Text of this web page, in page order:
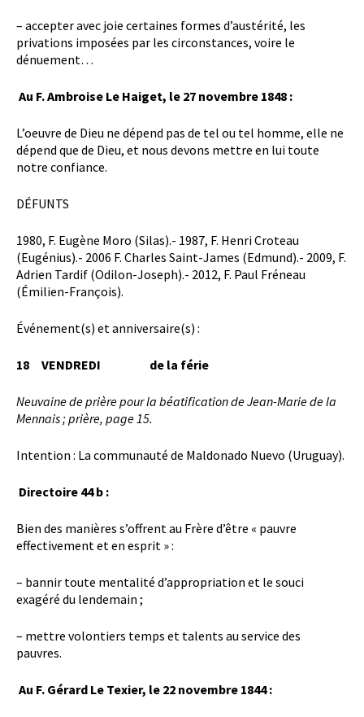
– accepter avec joie certaines formes d’austérité, les
privations imposées par les circonstances, voire le
dénuement…
Au F. Ambroise Le Haiget, le 27 novembre 1848 :
L’oeuvre de Dieu ne dépend pas de tel ou tel homme, elle ne
dépend que de Dieu, et nous devons mettre en lui toute
notre confiance.
DÉFUNTS
1980, F. Eugène Moro (Silas).- 1987, F. Henri Croteau
(Eugénius).- 2006 F. Charles Saint-James (Edmund).- 2009, F.
Adrien Tardif (Odilon-Joseph).- 2012, F. Paul Fréneau
(Émilien-François).
Événement(s) et anniversaire(s) :
18 VENDREDI de la férie
Neuvaine de prière pour la béatification de Jean-Marie de la
Mennais ; prière, page 15.
Intention : La communauté de Maldonado Nuevo (Uruguay).
Directoire 44 b :
Bien des manières s’offrent au Frère d’être « pauvre
effectivement et en esprit » :
– bannir toute mentalité d’appropriation et le souci
exagéré du lendemain ;
– mettre volontiers temps et talents au service des
pauvres.
Au F. Gérard Le Texier, le 22 novembre 1844 :